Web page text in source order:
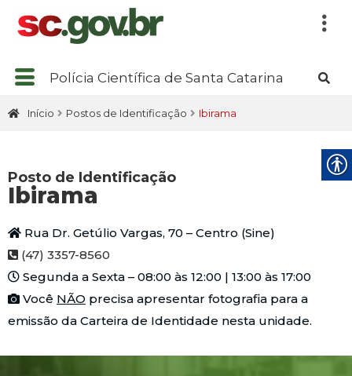
Polícia Científica de Santa Catarina
Início Postos de Identificação Ibirama
Posto de Identificação
Ibirama
Rua Dr. Getúlio Vargas, 70 – Centro (Sine)
(47) 3357-8560
Segunda a Sexta – 08:00 às 12:00 | 13:00 às 17:00
Você NÃO precisa apresentar fotografia para a
emissão da Carteira de Identidade nesta unidade.